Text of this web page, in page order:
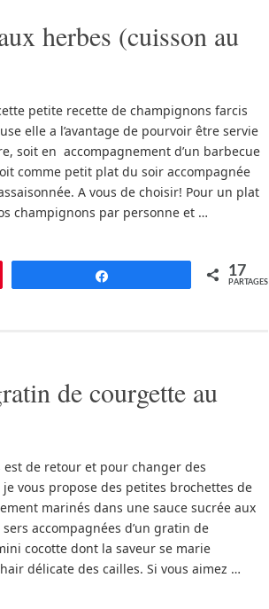
herbes (cuisson au
petite recette de champignons farcis
elle a l’avantage de pourvoir être servie
soit en accompagnement d’un barbecue
comme petit plat du soir accompagnée
A vous de choisir! Pour un plat
champignons par personne et …
17
PARTAGES
de courgette au
est de retour et pour changer des
vous propose des petites brochettes de
marinés dans une sauce sucrée aux
accompagnées d’un gratin de
cocotte dont la saveur se marie
délicate des cailles. Si vous aimez …